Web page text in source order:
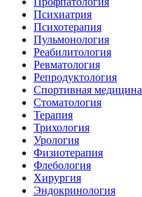
Психиатрия
Психотерапия
Пульмонология
Реабилитология
Ревматология
Репродуктология
Спортивная медицина
Стоматология
Терапия
Трихология
Урология
Физиотерапия
Флебология
Хирургия
Эндокринология